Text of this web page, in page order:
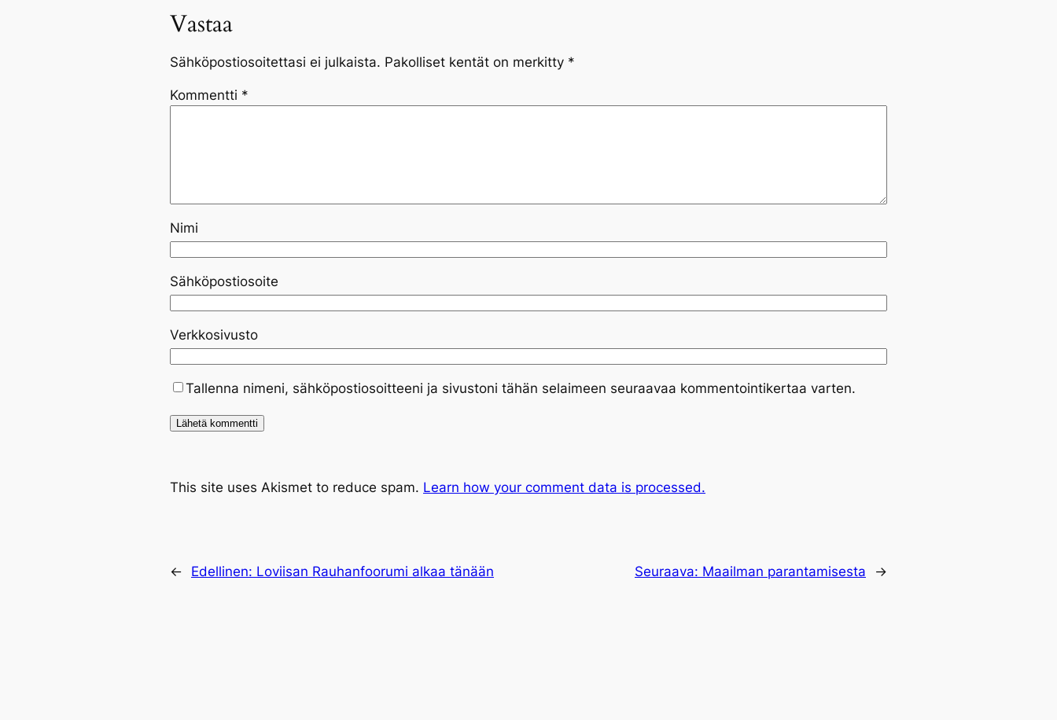
Vastaa
Sähköpostiosoitettasi ei julkaista. Pakolliset kentät on merkitty *
Kommentti *
Nimi
Sähköpostiosoite
Verkkosivusto
Tallenna nimeni, sähköpostiosoitteeni ja sivustoni tähän selaimeen seuraavaa kommentointikertaa varten.
This site uses Akismet to reduce spam. Learn how your comment data is processed.
← Edellinen: Loviisan Rauhanfoorumi alkaa tänään Seuraava: Maailman parantamisesta →